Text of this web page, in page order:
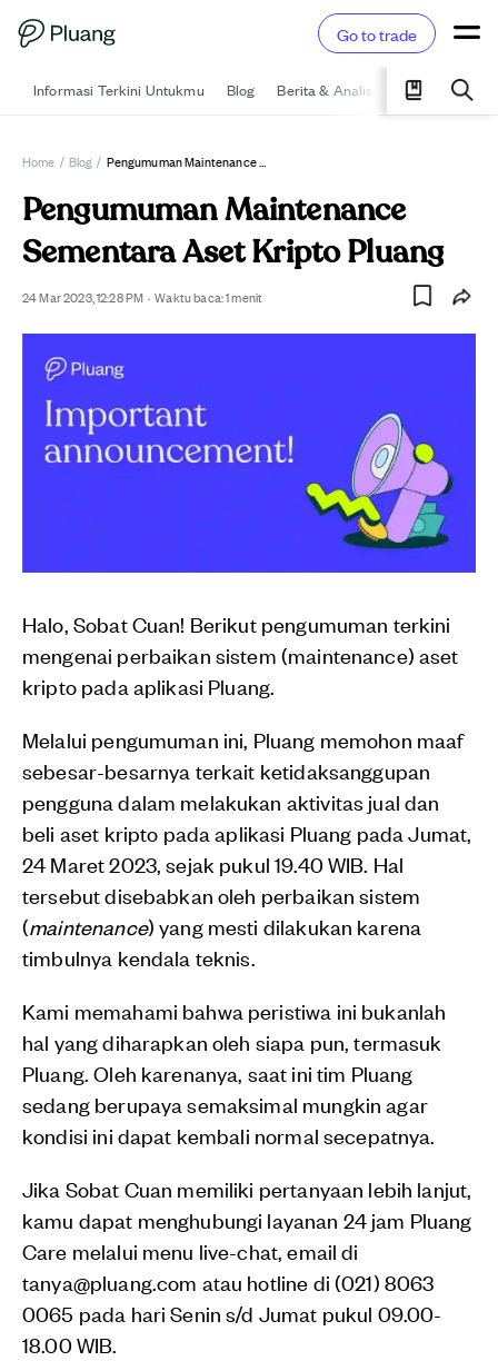
Go to trade
Informasi Terkini Untukmu Blog Berita & Analisis Pelajari
Home / Blog / Pengumuman Maintenance Sementara Aset Kripto Pluang
Pengumuman Maintenance
Sementara Aset Kripto Pluang
24 Mar 2023, 12:28 PM · Waktu baca:1menit
Halo, Sobat Cuan! Berikut pengumuman terkini
mengenai perbaikan sistem (maintenance) aset
kripto pada aplikasi Pluang.
Melalui pengumuman ini, Pluang memohon maaf
sebesar-besarnya terkait ketidaksanggupan
pengguna dalam melakukan aktivitas jual dan
beli aset kripto pada aplikasi Pluang pada Jumat,
24 Maret 2023, sejak pukul 19.40 WIB. Hal
tersebut disebabkan oleh perbaikan sistem
(maintenance) yang mesti dilakukan karena
timbulnya kendala teknis.
Kami memahami bahwa peristiwa ini bukanlah
hal yang diharapkan oleh siapa pun, termasuk
Pluang. Oleh karenanya, saat ini tim Pluang
sedang berupaya semaksimal mungkin agar
kondisi ini dapat kembali normal secepatnya.
Jika Sobat Cuan memiliki pertanyaan lebih lanjut,
kamu dapat menghubungi layanan 24 jam Pluang
Care melalui menu live-chat, email di
tanya@pluang.com atau hotline di (021) 8063
0065 pada hari Senin s/d Jumat pukul 09.00-
18.00 WIB.